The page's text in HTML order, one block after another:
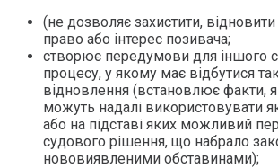
(не дозволяє захистити,
право або інтерес позивача;
створює передумови для іншого
процесу, у якому має відбутися
відновлення (встановлює факти,
можуть надалі використовувати
або на підставі яких можливий
судового рішення, що набрало
нововиявленими обставинами);